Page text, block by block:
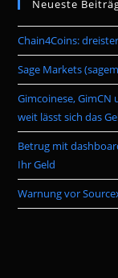
Neueste
Chain4Coins:
Sage Markets
Gimcoinese, GimCN
weit lässt sich das
Betrug mit
Ihr Geld
Warnung vor